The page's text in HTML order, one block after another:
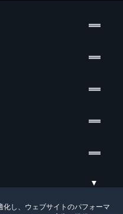
し、ウェブサイトのパフォーマ